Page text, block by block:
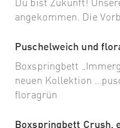
angekommen. Die
Puschelweich und
Boxspringbett
neuen Kollektion
floragrün
Boxspringbett Crush,